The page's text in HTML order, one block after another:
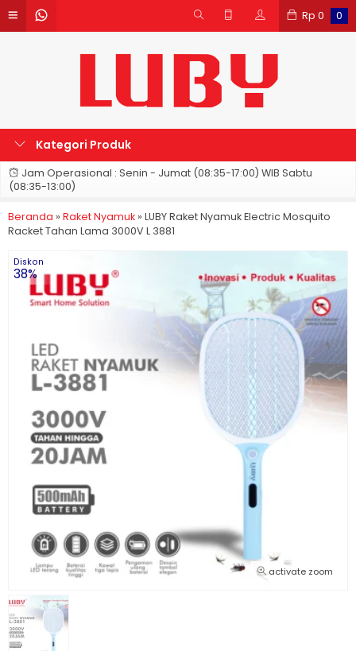
Rp 0 0
Kategori Produk
Jam Operasional : Senin - Jumat (08:35-17:00) WIB Sabtu
(08:35-13:00)
Beranda » Raket Nyamuk » LUBY Raket Nyamuk Electric Mosquito
Racket Tahan Lama 3000V L 3881
activate zoom
Diskon
38%